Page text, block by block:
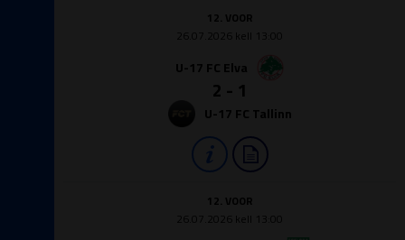
12. VOOR
26.07.2026 kell 13:00
U-17 FC Elva
2 - 1
U-17 FC Tallinn
12. VOOR
26.07.2026 kell 13:00